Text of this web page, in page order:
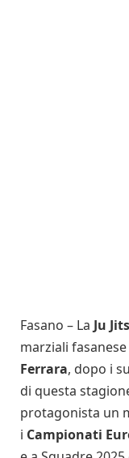
Fasano – La Ju
marziali
Ferrara, dopo i
di questa
protagonista un
i Campionati